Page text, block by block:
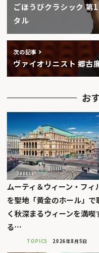
ごほうびクラシック 第
タル
次の記事
ヴァイオリニスト 郷古
お
ムーティ＆ウィーン・フィ
を聖地「黄金のホール」で
く秋深まるウィーンを満喫
る…
TOPICS 2026年8月5日